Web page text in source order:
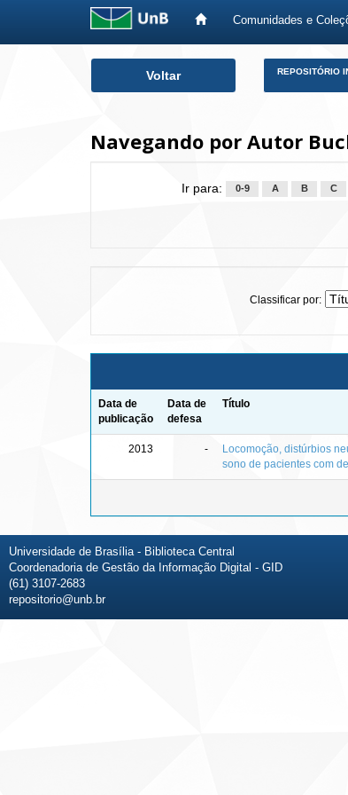
Comunidades e
Voltar REPOSITÓRIO
Navegando por Autor
Ir para: 0-9 A B C
Classificar por:
Data de
publicação
Data de
defesa
Título
2013 -
Locomoção, distúrbios
sono de pacientes com
Universidade de Brasília - Biblioteca Central
Coordenadoria de Gestão da Informação Digital - GID
(61) 3107-2683
repositorio@unb.br